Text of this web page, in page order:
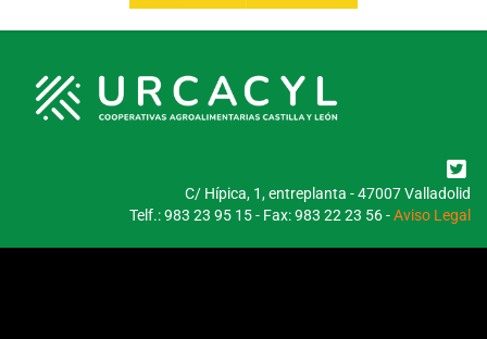
C/ Hípica, 1, entreplanta - 47007 Valladolid
Telf.: 983 23 95 15 - Fax: 983 22 23 56 -Aviso Legal